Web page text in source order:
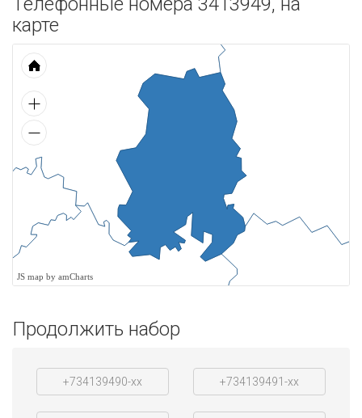
карте
JS map by amCharts
Продолжить набор
+734139490-xx +734139491-xx